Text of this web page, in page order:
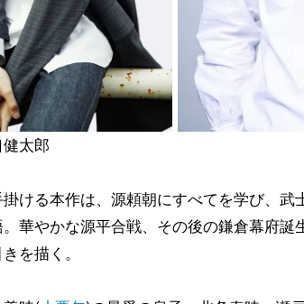
太郎
ける本作は、源頼朝にすべてを学び、武
華やかな源平合戦、その後の鎌倉幕府誕
を描く。